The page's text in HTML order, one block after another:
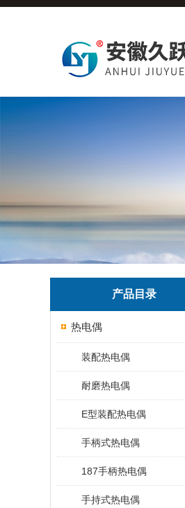
产品目录
热电偶
装配热电偶
耐磨热电偶
E型装配热电偶
手柄式热电偶
187手柄热电偶
手持式热电偶